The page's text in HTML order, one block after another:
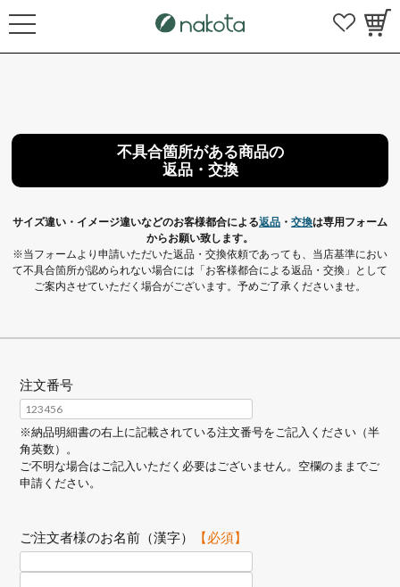
不具合箇所がある商品の
返品・交換
サイズ違い・イメージ違いなどのお客様都合による返品 ・ 交換は専用フォーム
からお願い致します。
※当フォームより申請いただいた返品・交換依頼であっても、当店基準におい
て不具合箇所が認められない場合には 「お客様都合による返品・交換」として
ご案内させていただく場合がございます。予めご了承くださいませ。
注文番号
※納品明細書の右上に記載されている注文番号をご記入ください（半
角英数）。
ご不明な場合はご記入いただく必要はございません。空欄のままでご
申請ください。
ご注文者様のお名前（漢字） 【必須】